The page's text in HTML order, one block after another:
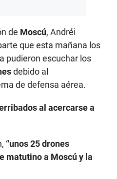
de Moscú, Andréi
que esta mañana los
pudieron escuchar los
debido al
de defensa aérea.
al acercarse a
“unos 25 drones
matutino a Moscú y la